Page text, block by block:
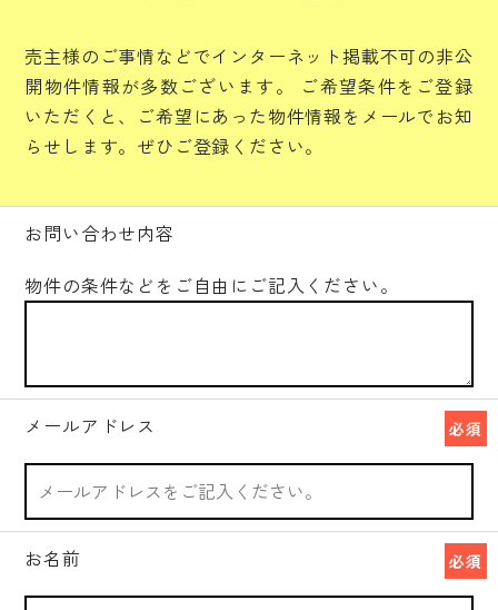
売主様のご事情などでインターネット掲載不可の非公
開物件情報が多数ございます。
ご希望条件をご登録
いただくと、ご希望にあった物件情報をメールでお知
らせします。ぜひご登録ください。
お問い合わせ内容
物件の条件などをご自由にご記入ください。
メールアドレス 必須
お名前 必須